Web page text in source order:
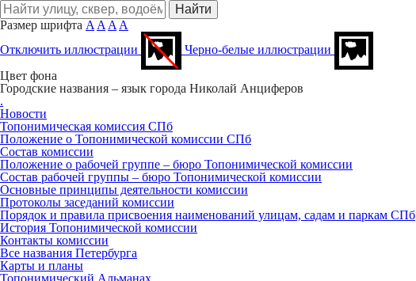
Размер шрифта A A A A
Отключить иллюстрации
Черно-белые иллюстрации
Цвет фона
Городские названия – язык города Николай Анциферов
.
Новости
Топонимическая комиссия СПб
Положение о Топонимической комиссии СПб
Состав комиссии
Положение о рабочей группе – бюро Топонимической комиссии
Состав рабочей группы – бюро Топонимической комиссии
Основные принципы деятельности комиссии
Протоколы заседаний комиссии
Порядок и правила присвоения наименований улицам, садам и паркам СПб
История Топонимической комиссии
Контакты комиссии
Все названия Петербурга
Карты и планы
Топонимический Альманах